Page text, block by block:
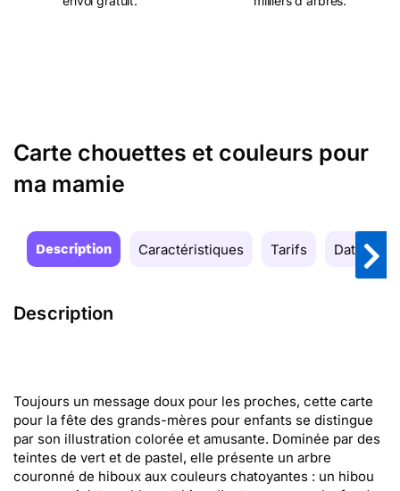
Carte chouettes et couleurs pour
ma mamie
Description Caractéristiques Tarifs Date de
Description
Toujours un message doux pour les proches, cette carte
pour la fête des grands-mères pour enfants se distingue
par son illustration colorée et amusante. Dominée par des
teintes de vert et de pastel, elle présente un arbre
couronné de hiboux aux couleurs chatoyantes : un hibou